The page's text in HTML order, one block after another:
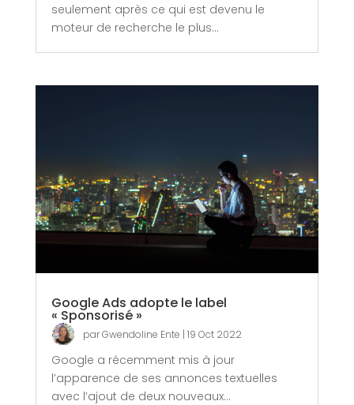
seulement après ce qui est devenu le
moteur de recherche le plus...
Google Ads adopte le label
« Sponsorisé »
parGwendoline Ente | 19 Oct 2022
Google a récemment mis à jour
l’apparence de ses annonces textuelles
avec l’ajout de deux nouveaux...